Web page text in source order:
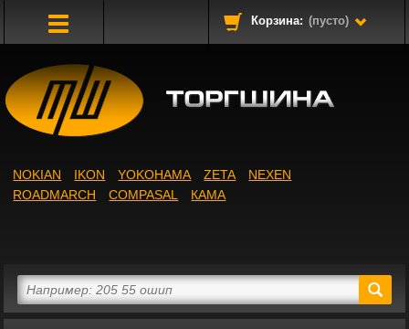
Корзина: (пусто)
NOKIAN IKON YOKOHAMA ZETA
NEXEN
ROADMARCH
COMPASAL КАМА